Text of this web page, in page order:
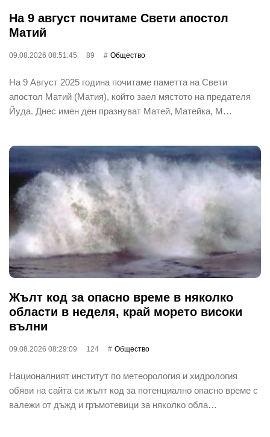
На 9 август почитаме Свети апостол
Матий
09.08.2026 08:51:45 89 Общество
На 9 Август 2025 година почитаме паметта на Свети
апостол Матий (Матия), който заел мястото на предателя
Йуда. Днес имен ден празнуват Матей, Матейка, М…
Жълт код за опасно време в няколко
области в неделя, край морето високи
вълни
09.08.2026 08:29:09 124 Общество
Националният институт по метеорология и хидрология
обяви на сайта си жълт код за потенциално опасно време с
валежи от дъжд и гръмотевици за няколко обла…